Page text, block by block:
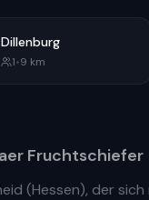
Dillenburg
1•9 km
Fruchtschiefer
(Hessen), der